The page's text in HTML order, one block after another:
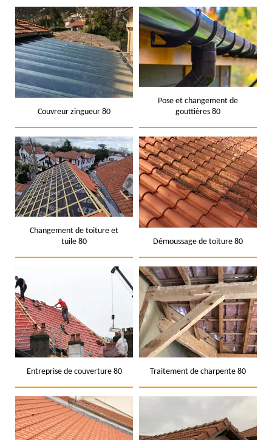
Couvreur zingueur 80
Pose et changement de
gouttières 80
Changement de toiture et
tuile 80
Démoussage de toiture 80
Entreprise de couverture 80 Traitement de charpente 80